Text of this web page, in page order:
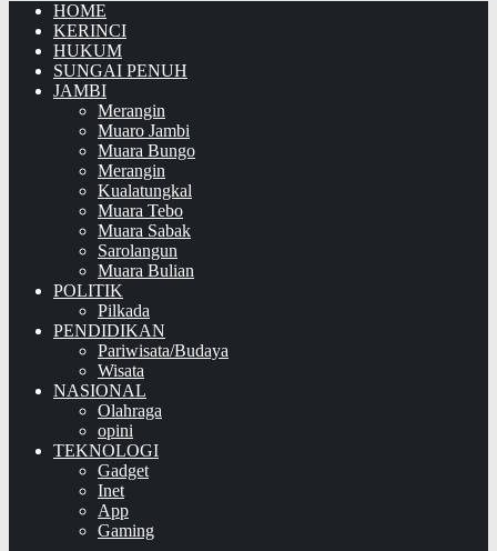
HOME
KERINCI
HUKUM
SUNGAI PENUH
JAMBI
Merangin
Muaro Jambi
Muara Bungo
Merangin
Kualatungkal
Muara Tebo
Muara Sabak
Sarolangun
Muara Bulian
POLITIK
Pilkada
PENDIDIKAN
Pariwisata/Budaya
Wisata
NASIONAL
Olahraga
opini
TEKNOLOGI
Gadget
Inet
App
Gaming